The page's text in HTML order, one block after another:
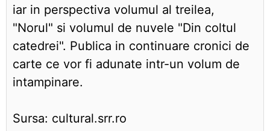
iar in perspectiva volumul al treilea,
"Norul" si volumul de nuvele "Din coltul
catedrei". Publica in continuare cronici de
carte ce vor fi adunate intr-un volum de
intampinare.
Sursa: cultural.srr.ro